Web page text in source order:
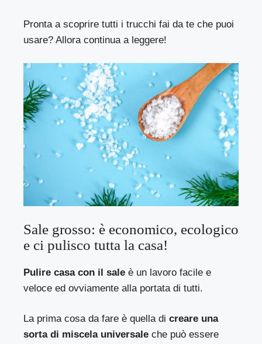
Pronta a scoprire tutti i trucchi fai da te che puoi
usare? Allora continua a leggere!
Sale grosso: è economico, ecologico
e ci pulisco tutta la casa!
Pulire casa con il sale è un lavoro facile e
veloce ed ovviamente alla portata di tutti.
La prima cosa da fare è quella dicreare una
sorta di miscela universale che può essere